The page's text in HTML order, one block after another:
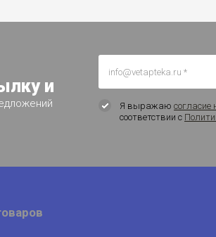
и
Я выражаю согласие
соответствии с